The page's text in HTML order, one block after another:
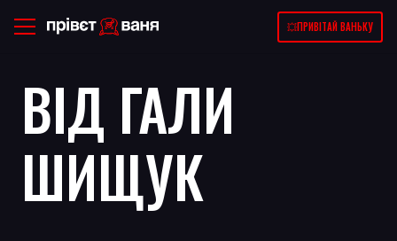
💥ПРИВІТАЙ ВАНЬКУ
ВІД ГАЛИ
ШИЩУК